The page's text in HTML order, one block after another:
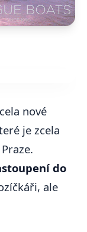
nové
je zcela
do
ale